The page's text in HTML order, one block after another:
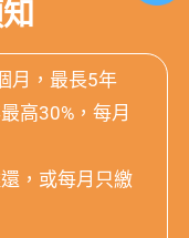
月，最長5年
高30%，每月
，或每月只繳